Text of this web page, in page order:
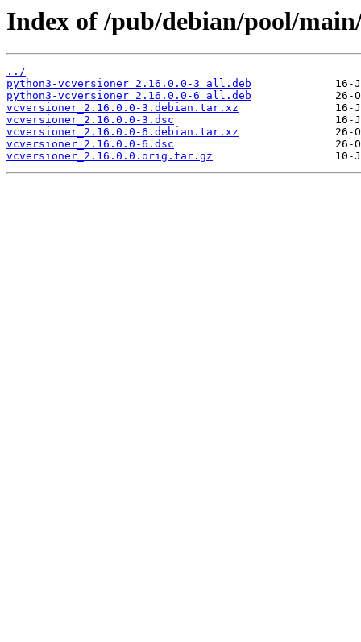
Index of /pub/debian/pool/
../
python3-vcversioner_2.16.0.0-3_all.deb
python3-vcversioner_2.16.0.0-6_all.deb
vcversioner_2.16.0.0-3.debian.tar.xz
vcversioner_2.16.0.0-3.dsc
vcversioner_2.16.0.0-6.debian.tar.xz
vcversioner_2.16.0.0-6.dsc
vcversioner_2.16.0.0.orig.tar.gz